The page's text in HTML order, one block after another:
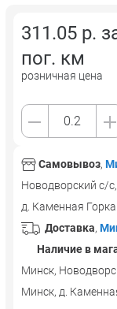
311.05 р.
пог. км
розничная цена
Самовывоз,
Новодворский с/
д. Каменная Горка
Доставка,
Наличие в
Минск,
Минск, д.